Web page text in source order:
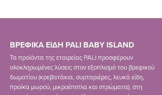
ΒΡΕΦΙΚΑ ΕΙΔΗ PALI BABY ISLAND
Τα προϊόντα της εταιρείας PALI προσφέρουν
ολοκληρωμένες λύσεις στον εξοπλισμό του βρεφικού
δωματίου (κρεβατάκια, συρταριέρες, λευκά είδη,
προίκα μωρού, μικροέπιπλα και στρώματα), στη